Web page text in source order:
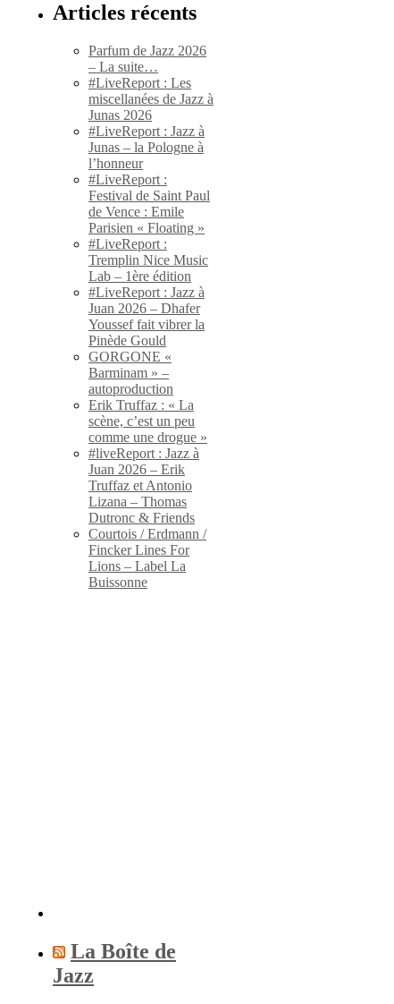
Articles récents
Parfum de Jazz 2026
– La suite…
#LiveReport : Les
miscellanées de Jazz à
Junas 2026
#LiveReport : Jazz à
Junas – la Pologne à
l’honneur
#LiveReport :
Festival de Saint Paul
de Vence : Emile
Parisien « Floating »
#LiveReport :
Tremplin Nice Music
Lab – 1ère édition
#LiveReport : Jazz à
Juan 2026 – Dhafer
Youssef fait vibrer la
Pinède Gould
GORGONE «
Barminam » –
autoproduction
Erik Truffaz : « La
scène, c’est un peu
comme une drogue »
#liveReport : Jazz à
Juan 2026 – Erik
Truffaz et Antonio
Lizana – Thomas
Dutronc & Friends
Courtois / Erdmann /
Fincker Lines For
Lions – Label La
Buissonne
La Boîte de
Jazz